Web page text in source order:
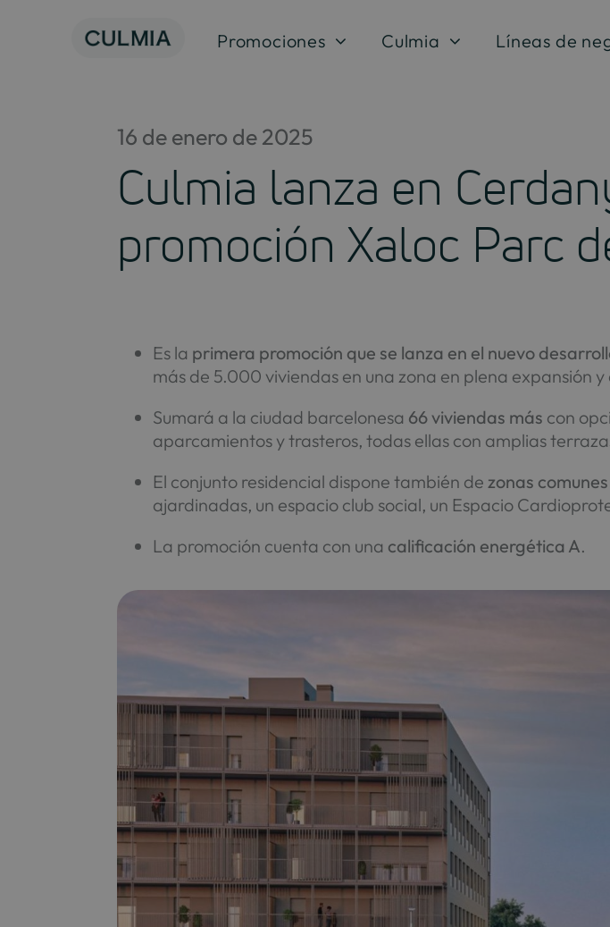
Promociones Culmia Líneas de
16 de enero de 2025
Culmia lanza en
promoción Xaloc Parc
Es la primera promoción que se lanza en el nuevo
más de 5.000 viviendas en una zona en plena expansión
Sumará a la ciudad barcelonesa 66 viviendas más con
aparcamientos y trasteros, todas ellas con amplias
El conjunto residencial dispone también dezonas
ajardinadas, un espacio club social, un Espacio
La promoción cuenta con una calificación energética A.